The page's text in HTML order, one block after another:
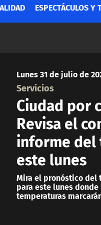
ESPECTÁCULOS Y
Lunes 31 de julio de
Servicios
Ciudad por
Revisa el
informe
este lunes
Mira el pronóstico del
para este lunes
temperaturas